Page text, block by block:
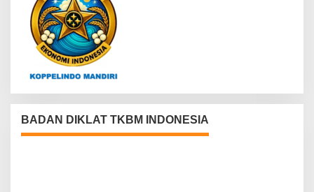
BADAN DIKLAT TKBM INDONESIA